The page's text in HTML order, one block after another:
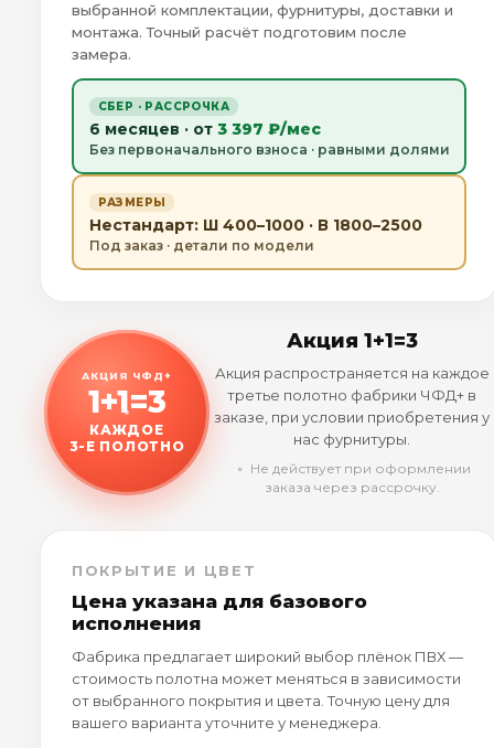
выбранной комплектации, фурнитуры, доставки и
монтажа. Точный расчёт подготовим после
замера.
СБЕР · РАССРОЧКА
6 месяцев · от 3 397 ₽/мес
Без первоначального взноса · равными долями
РАЗМЕРЫ
Нестандарт: Ш 400–1000 · В 1800–2500
Под заказ · детали по модели
АКЦИЯ ЧФД+
1+1=3
КАЖДОЕ
3-Е ПОЛОТНО
Акция 1+1=3
Акция распространяется на каждое
третье полотно фабрики ЧФД+ в
заказе, при условии приобретения у
нас фурнитуры.
﹡ Не действует при оформлении
заказа через рассрочку.
ПОКРЫТИЕ И ЦВЕТ
Цена указана для базового
исполнения
Фабрика предлагает широкий выбор плёнок ПВХ —
стоимость полотна может меняться в зависимости
от выбранного покрытия и цвета. Точную цену для
вашего варианта уточните у менеджера.